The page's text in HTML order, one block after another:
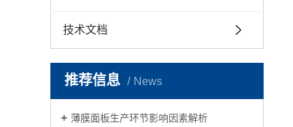
技术文档
推荐信息 News
薄膜面板生产环节影响因素解析